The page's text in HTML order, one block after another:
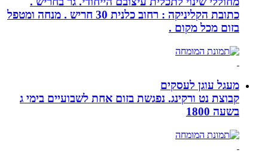
כתובת הקליניקה : רחוב כלנית 30 חריש . מנחה ומטפל
בזום מכל מקום .
מעגל עוגן לעסקים
קבוצת נט ורקינג. נפגשת בזום אחת לשבועיים בימי ג
בשעה 1800